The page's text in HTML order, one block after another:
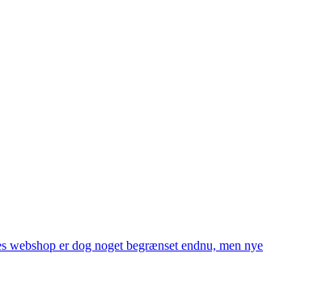
webshop er dog noget begrænset endnu, men nye